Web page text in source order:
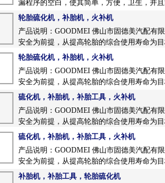
漏程序的空白，使其简单，方便，卫生，并
轮胎硫化机，补胎机，火补机
产品说明：GOODMEI 佛山市固德美汽配有
安全为前提，从提高轮胎的综合使用寿命为
轮胎硫化机，补胎机，火补机
产品说明：GOODMEI 佛山市固德美汽配有
安全为前提，从提高轮胎的综合使用寿命为
硫化机，补胎机，补胎工具，火补机
产品说明：GOODMEI 佛山市固德美汽配有
安全为前提，从提高轮胎的综合使用寿命为
硫化机，补胎机，补胎工具，火补机
产品说明：GOODMEI 佛山市固德美汽配有
安全为前提，从提高轮胎的综合使用寿命为
补胎机，补胎工具，轮胎硫化机